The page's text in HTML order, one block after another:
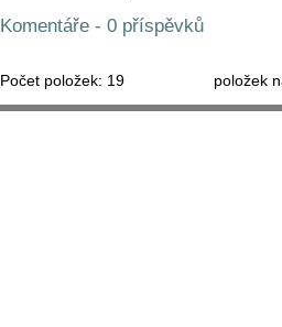
Komentáře - 0 příspěvků
Počet položek: 19 položek